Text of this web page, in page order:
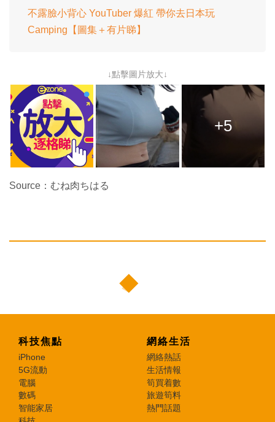
不露臉小背心 YouTuber 爆紅 帶你去日本玩
Camping【圖集＋有片睇】
↓點擊圖片放大↓
+5
Source：むね肉ちはる
科技焦點
iPhone
5G流動
電腦
數碼
智能家居
網絡生活
網絡熱話
生活情報
筍買着數
旅遊筍料
熱門話題